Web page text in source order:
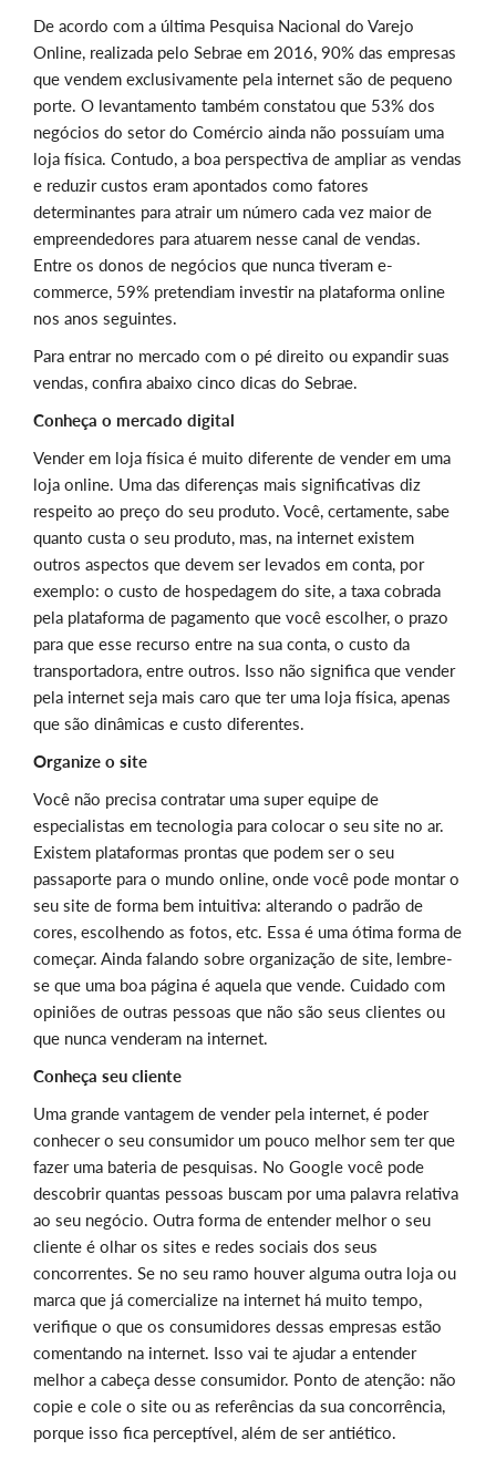
De acordo com a última Pesquisa Nacional do Varejo
Online, realizada pelo Sebrae em 2016, 90% das empresas
que vendem exclusivamente pela internet são de pequeno
porte. O levantamento também constatou que 53% dos
negócios do setor do Comércio ainda não possuíam uma
loja física. Contudo, a boa perspectiva de ampliar as vendas
e reduzir custos eram apontados como fatores
determinantes para atrair um número cada vez maior de
empreendedores para atuarem nesse canal de vendas.
Entre os donos de negócios que nunca tiveram e-
commerce, 59% pretendiam investir na plataforma online
nos anos seguintes.
Para entrar no mercado com o pé direito ou expandir suas
vendas, confira abaixo cinco dicas do Sebrae.
Conheça o mercado digital
Vender em loja física é muito diferente de vender em uma
loja online. Uma das diferenças mais significativas diz
respeito ao preço do seu produto. Você, certamente, sabe
quanto custa o seu produto, mas, na internet existem
outros aspectos que devem ser levados em conta, por
exemplo: o custo de hospedagem do site, a taxa cobrada
pela plataforma de pagamento que você escolher, o prazo
para que esse recurso entre na sua conta, o custo da
transportadora, entre outros. Isso não significa que vender
pela internet seja mais caro que ter uma loja física, apenas
que são dinâmicas e custo diferentes.
Organize o site
Você não precisa contratar uma super equipe de
especialistas em tecnologia para colocar o seu site no ar.
Existem plataformas prontas que podem ser o seu
passaporte para o mundo online, onde você pode montar o
seu site de forma bem intuitiva: alterando o padrão de
cores, escolhendo as fotos, etc. Essa é uma ótima forma de
começar. Ainda falando sobre organização de site, lembre-
se que uma boa página é aquela que vende. Cuidado com
opiniões de outras pessoas que não são seus clientes ou
que nunca venderam na internet.
Conheça seu cliente
Uma grande vantagem de vender pela internet, é poder
conhecer o seu consumidor um pouco melhor sem ter que
fazer uma bateria de pesquisas. No Google você pode
descobrir quantas pessoas buscam por uma palavra relativa
ao seu negócio. Outra forma de entender melhor o seu
cliente é olhar os sites e redes sociais dos seus
concorrentes. Se no seu ramo houver alguma outra loja ou
marca que já comercialize na internet há muito tempo,
verifique o que os consumidores dessas empresas estão
comentando na internet. Isso vai te ajudar a entender
melhor a cabeça desse consumidor. Ponto de atenção: não
copie e cole o site ou as referências da sua concorrência,
porque isso fica perceptível, além de ser antiético.